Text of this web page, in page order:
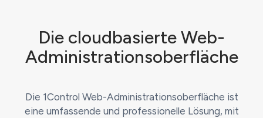
Die cloudbasierte Web-
Administrationsoberfläche
Die 1Control Web-Administrationsoberfläche ist
eine umfassende und professionelle Lösung, mit